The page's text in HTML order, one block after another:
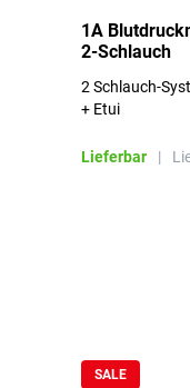
1A
2-Schlauch
2 Schlauch-
+ Etui
Lieferbar |
SALE